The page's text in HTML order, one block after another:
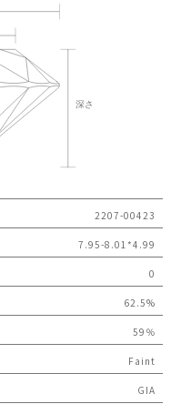
2207-00423
7.95-8.01*4.99
0
62.5%
59％
Faint
GIA